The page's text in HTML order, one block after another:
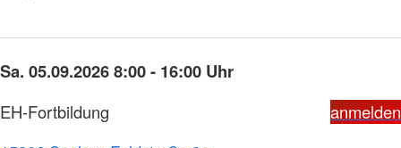
Sa. 05.09.2026 8:00 - 16:00 Uhr
EH-Fortbildung
anmelden